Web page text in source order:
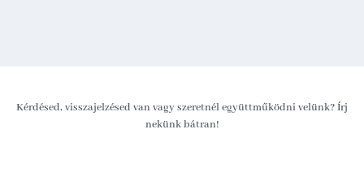
Kérdésed, visszajelzésed van vagy szeretnél együttműködni velünk? Írj
nekünk bátran!